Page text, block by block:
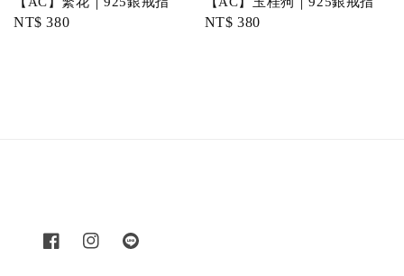
Regular
NT$ 380
Regular
NT$ 380